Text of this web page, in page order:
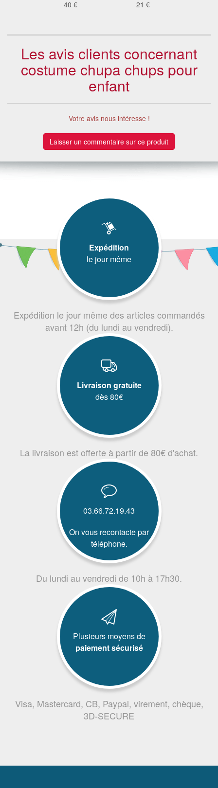
40 € 21 €
Les avis clients concernant
costume chupa chups pour
enfant
Votre avis nous intéresse !
Laisser un commentaire sur ce produit
Expédition
le jour même
Expédition le jour même des articles commandés
avant 12h (du lundi au vendredi).
Livraison gratuite
dès 80€
La livraison est offerte à partir de 80€ d'achat.
03.66.72.19.43
On vous recontacte par
téléphone.
Du lundi au vendredi de 10h à 17h30.
Plusieurs moyens de
paiement sécurisé
Visa, Mastercard, CB, Paypal, virement, chèque,
3D-SECURE